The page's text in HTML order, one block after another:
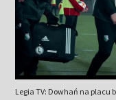
Legia TV: Dowhań na placu